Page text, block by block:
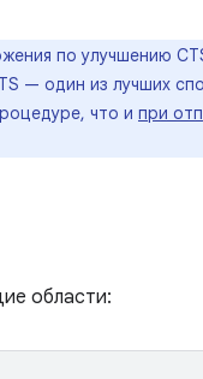
по улучшению
— один из лучших
что и при
области: